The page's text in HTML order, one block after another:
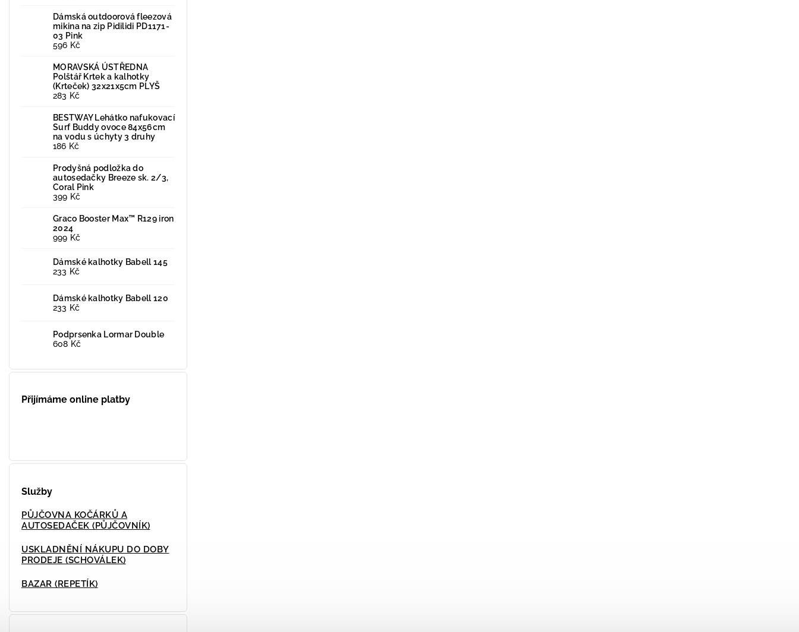
Dámská outdoorová fleezová
mikina na zip Pidilidi PD1171-
03 Pink
596 Kč
MORAVSKÁ ÚSTŘEDNA
Polštář Krtek a kalhotky
(Krteček) 32x21x5cm PLYŠ
283 Kč
BESTWAY Lehátko nafukovací
Surf Buddy ovoce 84x56cm
na vodu s úchyty 3 druhy
186 Kč
Prodyšná podložka do
autosedačky Breeze sk. 2/3,
Coral Pink
399 Kč
Graco Booster Max™ R129 iron
2024
999 Kč
Dámské kalhotky Babell 145
233 Kč
Dámské kalhotky Babell 120
233 Kč
Podprsenka Lormar Double
608 Kč
Přijímáme online platby
Služby
PŮJČOVNA KOČÁRKŮ A
AUTOSEDAČEK (PŮJČOVNÍK)
USKLADNĚNÍ NÁKUPU DO DOBY
PRODEJE (SCHOVÁLEK)
BAZAR (REPETÍK)